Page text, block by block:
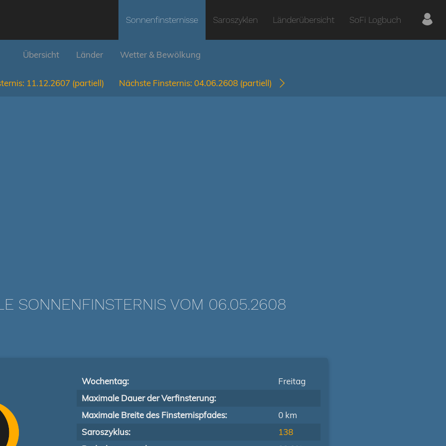
Sonnenfinsternisse Saroszyklen Länderübersicht SoFi Logbuch
Übersicht Länder Wetter & Bewölkung
11.12.2607 (partiell) Nächste Finsternis: 04.06.2608 (partiell)
SONNENFINSTERNIS VOM 06.05.2608
Wochentag:
Freitag
Maximale Dauer der Verfinsterung:
Maximale Breite des Finsternispfades:
0 km
Saroszyklus:
138